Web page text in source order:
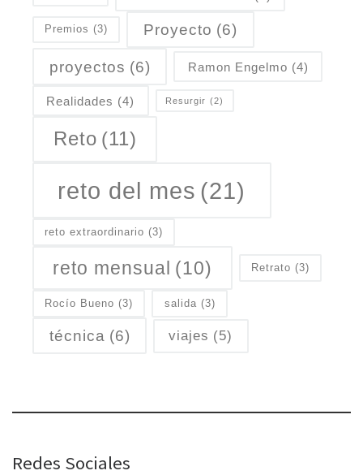
Premios (3) Proyecto (6)
proyectos (6) Ramon Engelmo (4)
Realidades (4) Resurgir (2)
Reto (11)
reto del mes (21)
reto extraordinario (3)
reto mensual (10) Retrato (3)
Rocío Bueno (3) salida (3)
técnica (6) viajes (5)
Redes Sociales